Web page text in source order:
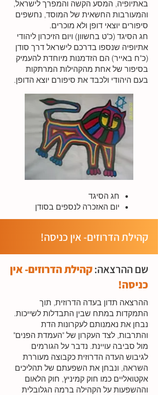
באתיופיה, המסע הקשה והמפרך לישראל,
והמעורבות החשאית של המוסד, נחשפים
סיפורים יוצאי דופן ולא מוכרים.
חג הסיגד (כ"ט בחשוון) ויום הזיכרון ליהודי
אתיופיה שנספו בדרכם לישראל דרך סודן
(כ"ח באייר) הם הזדמנות מיוחדת להעמיק
בסיפור של אחת מהקהילות המרתקות
בעם היהודי ולכבד את סיפורם יוצא הדופן.
חג הסיגד
יום האזכרה לנספים בסודן
קהילת הדרוזים- אין כניסה!
שם ההרצאה:קהילת הדרוזים- אין
כניסה!
ההרצאה תדון בעדה הדרוזית, תוך
התמקדות במתח שבין התבדלות לשייכות.
נבחן את נאמנותם לעקרונות הדת
והתרבות, לצד העקרון של "העמדת הפנים"
מול סביבה עויינת. נדבר על הגורמים
לגיבוש העדה הדרוזית כקבוצה מעוררת
השראה, ונבחן את השפעתם של תהליכים
אקטואליים כמו חוק קמיניץ, חוק הלאום
וההשפעות על הקהילה ברמה הגלובלית